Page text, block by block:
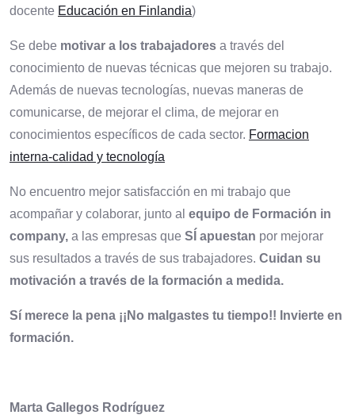
docente Educación en Finlandia)
Se debe motivar a los trabajadores a través del
conocimiento de nuevas técnicas que mejoren su trabajo.
Además de nuevas tecnologías, nuevas maneras de
comunicarse, de mejorar el clima, de mejorar en
conocimientos específicos de cada sector. Formacion
interna-calidad y tecnología
No encuentro mejor satisfacción en mi trabajo que
acompañar y colaborar, junto al equipo de Formación in
company, a las empresas que SÍ apuestan por mejorar
sus resultados a través de sus trabajadores. Cuidan su
motivación a través de la formación a medida.
Sí merece la pena ¡¡No malgastes tu tiempo!! Invierte en
formación.
Marta Gallegos Rodríguez